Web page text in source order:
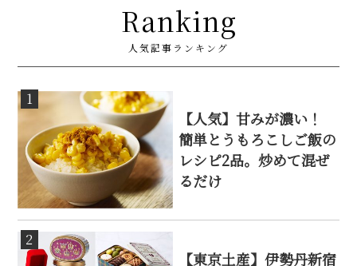
Ranking
人気記事ランキング
1
【人気】甘みが濃い！
簡単とうもろこしご飯の
レシピ2品。炒めて混ぜ
るだけ
2
【東京土産】伊勢丹新宿